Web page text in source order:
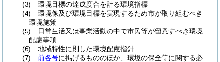
(3)
環境目標の達成度合を計る環境指標
(4)
環境像及び環境目標を実現するため市が取り組むべき
環境施策
(5)
日常生活又は事業活動の中で市民等が留意すべき環境
配慮事項
(6)
地域特性に則した環境配慮指針
(7)
前各号に掲げるもののほか、環境の保全等に関する必